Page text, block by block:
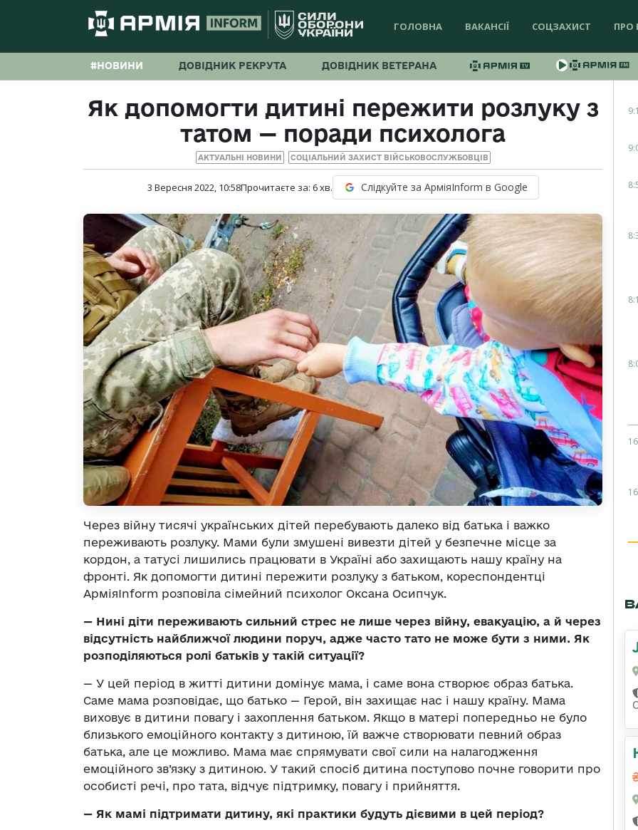
ГОЛОВНА ВАКАНСІЇ СОЦЗАХИСТ ПРО
#НОВИНИ ДОВІДНИК РЕКРУТА ДОВІДНИК ВЕТЕРАНА
Як допомогти дитині пережити розлуку з
татом — поради психолога
АКТУАЛЬНІ НОВИНИ СОЦІАЛЬНИЙ ЗАХИСТ ВІЙСЬКОВОСЛУЖБОВЦІВ
3 Вересня 2022, 10:58Прочитаєте за: 6хв. Слідкуйте за АрміяInform в Google
Через війну тисячі українських дітей перебувають далеко від батька і важко
переживають розлуку. Мами були змушені вивезти дітей у безпечне місце за
кордон, а татусі лишились працювати в Україні або захищають нашу країну на
фронті. Як допомогти дитині пережити розлуку з батьком, кореспондентці
АрміяInform розповіла сімейний психолог Оксана Осипчук.
— Нині діти переживають сильний стрес не лише через війну, евакуацію, а й через
відсутність найближчої людини поруч, адже часто тато не може бути з ними. Як
розподіляються ролі батьків у такій ситуації?
— У цей період в житті дитини домінує мама, і саме вона створює образ батька.
Саме мама розповідає, що батько — Герой, він захищає нас і нашу країну. Мама
виховує в дитини повагу і захоплення батьком. Якщо в матері попередньо не було
близького емоційного контакту з дитиною, їй важче створювати певний образ
батька, але це можливо. Мама має спрямувати свої сили на налагодження
емоційного зв’язку з дитиною. У такий спосіб дитина поступово почне говорити про
особисті речі, про тата, відчує підтримку, повагу і прийняття.
— Як мамі підтримати дитину, які практики будуть дієвими в цей період?